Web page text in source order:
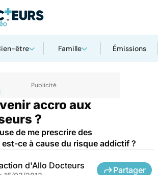
être Famille Émissions
accro aux
?
de me prescrire des
ce à cause du risque addictif ?
d'Allo Docteurs Partager